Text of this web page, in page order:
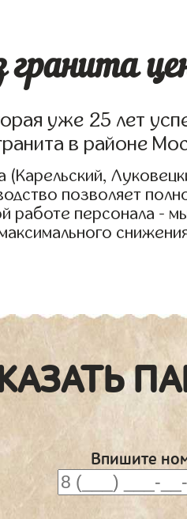
уже 25 лет
в районе
(Карельский,
позволяет
работе персонала -
Впишите